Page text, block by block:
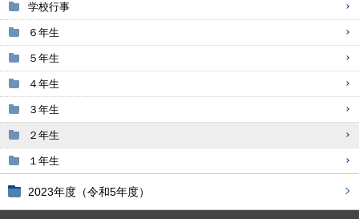
学校行事
６年生
５年生
４年生
３年生
２年生
１年生
2023年度（令和5年度）